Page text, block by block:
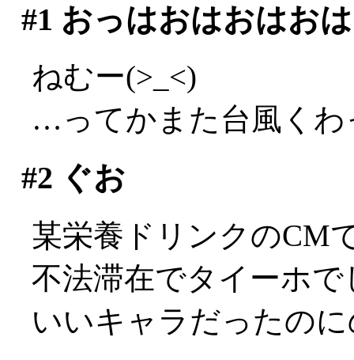
#1 おっはおはおはおは
ねむー(>_<)
…ってかまた台風くわ
#2 ぐお
某栄養ドリンクのCM
不法滞在でタイーホで
いいキャラだったの